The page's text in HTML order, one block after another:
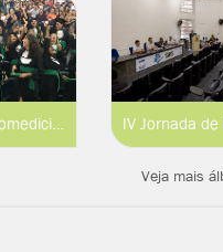
Colação Biomedicina e Engenharia de Aquicultura 2019.1
Veja mais